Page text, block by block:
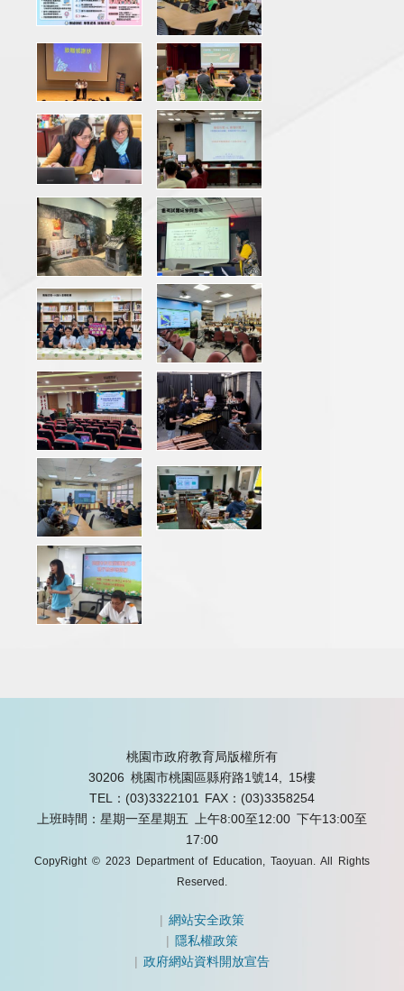
桃園市政府教育局版權所有
30206 桃園市桃園區縣府路1號14, 15樓
TEL：(03)3322101
FAX：(03)3358254
上班時間：星期一至星期五 上午8:00至12:00 下午13:00至
17:00
CopyRight © 2023 Department of Education, Taoyuan. All Rights
Reserved.
|網站安全政策
|隱私權政策
|政府網站資料開放宣告